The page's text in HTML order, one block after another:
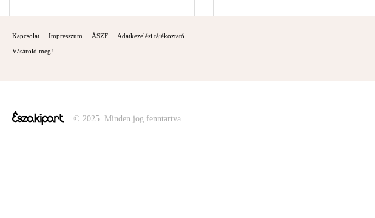
Kapcsolat Impresszum ÁSZF Adatkezelési tájékoztató
Vásárold meg!
© 2025. Minden jog fenntartva